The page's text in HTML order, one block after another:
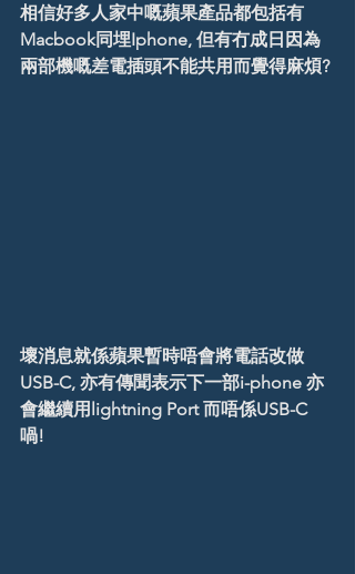
相信好多人家中嘅蘋果產品都包括有
Macbook同埋Iphone, 但有冇成日因為
兩部機嘅差電插頭不能共用而覺得麻煩?
壞消息就係蘋果暫時唔會將電話改做
USB-C, 亦有傳聞表示下一部i-phone 亦
會繼續用lightning Port 而唔係USB-C
喎!